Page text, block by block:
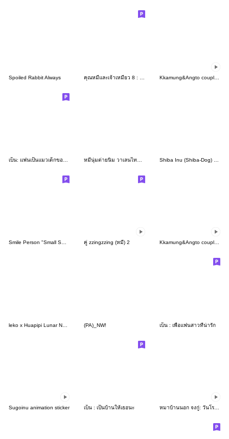
Spoiled Rabbit Always Kkamung&Angto couple9(Kkamung ver.)
Smile Person "Small Smile" คู่ zzingzzing (หมี) 2 Kkamung&Angto couple10(Kkamung ver.)
(PA)_NW! เบ็น : เพื่อแฟนสาวที่น่ารัก
Sugoinu animation sticker เบ็น : เป็นบ้านให้เธอนะ หมาบ้านนอก จงกู่: วันโรแมนติก